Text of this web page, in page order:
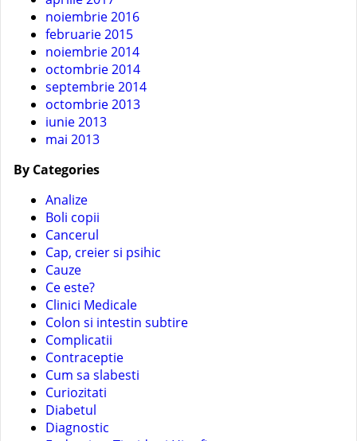
noiembrie 2016
februarie 2015
noiembrie 2014
octombrie 2014
septembrie 2014
octombrie 2013
iunie 2013
mai 2013
By Categories
Analize
Boli copii
Cancerul
Cap, creier si psihic
Cauze
Ce este?
Clinici Medicale
Colon si intestin subtire
Complicatii
Contraceptie
Cum sa slabesti
Curiozitati
Diabetul
Diagnostic